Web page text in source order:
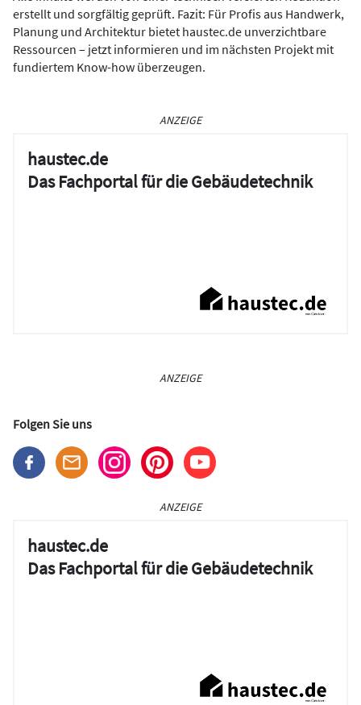
erstellt und sorgfältig geprüft. Fazit: Für Profis aus Handwerk,
Planung und Architektur bietet haustec.de unverzichtbare
Ressourcen – jetzt informieren und im nächsten Projekt mit
fundiertem Know-how überzeugen.
ANZEIGE
haustec.de
Das Fachportal für die Gebäudetechnik
ANZEIGE
Folgen Sie uns
ANZEIGE
haustec.de
Das Fachportal für die Gebäudetechnik